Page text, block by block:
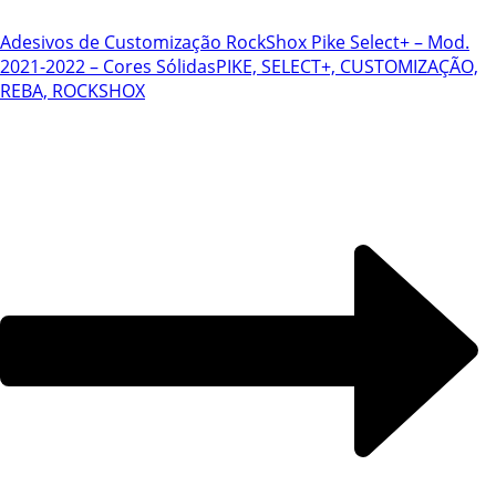
Adesivos de Customização RockShox Pike Select+ – Mod.
2021-2022 – Cores SólidasPIKE, SELECT+, CUSTOMIZAÇÃO,
REBA, ROCKSHOX